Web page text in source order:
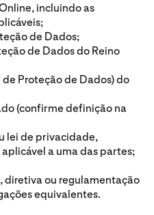
incluindo as
de Dados;
de Dados do Reino
Proteção de Dados) do
(confirme definição na
lei de privacidade,
a uma das partes;
diretiva ou regulamentação
equivalentes.